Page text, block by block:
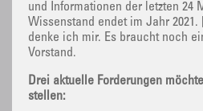
und Informationen der letzten 24
Wissenstand endet im Jahr
denke ich mir. Es braucht noch
Vorstand.
Drei aktuelle Forderungen
stellen: